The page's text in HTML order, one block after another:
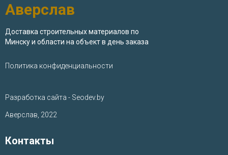
Аверслав
Доставка строительных материалов по
Минску и области на объект в день заказа
Политика конфиденциальности
Разработка сайта - Seodev.by
Аверслав, 2022
Контакты